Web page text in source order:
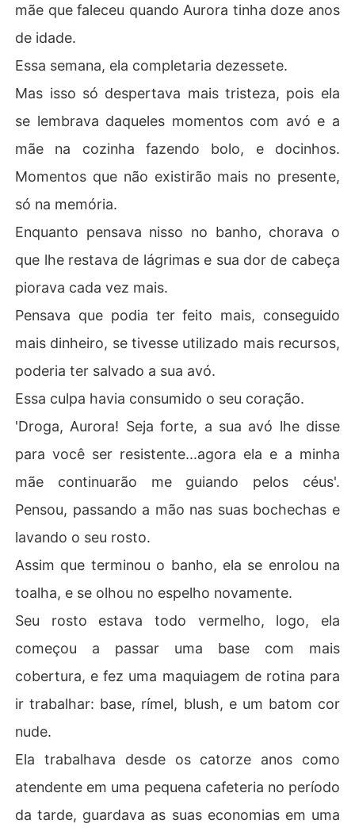
mãe que faleceu quando Aurora tinha doze anos
de idade.
Essa semana, ela completaria dezessete.
Mas isso só despertava mais tristeza, pois ela
se lembrava daqueles momentos com avó e a
mãe na cozinha fazendo bolo, e docinhos.
Momentos que não existirão mais no presente,
só na memória.
Enquanto pensava nisso no banho, chorava o
que lhe restava de lágrimas e sua dor de cabeça
piorava cada vez mais.
Pensava que podia ter feito mais, conseguido
mais dinheiro, se tivesse utilizado mais recursos,
poderia ter salvado a sua avó.
Essa culpa havia consumido o seu coração.
'Droga, Aurora! Seja forte, a sua avó lhe disse
para você ser resistente...agora ela e a minha
mãe continuarão me guiando pelos céus'.
Pensou, passando a mão nas suas bochechas e
lavando o seu rosto.
Assim que terminou o banho, ela se enrolou na
toalha, e se olhou no espelho novamente.
Seu rosto estava todo vermelho, logo, ela
começou a passar uma base com mais
cobertura, e fez uma maquiagem de rotina para
ir trabalhar: base, rímel, blush, e um batom cor
nude.
Ela trabalhava desde os catorze anos como
atendente em uma pequena cafeteria no período
da tarde, guardava as suas economias em uma